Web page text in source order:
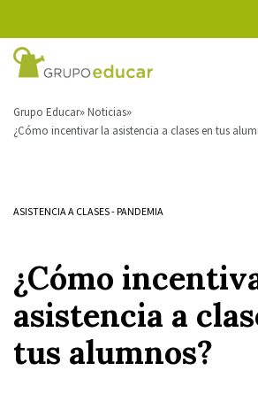
Grupo Educar Noticias
¿Cómo incentivar la asistencia a clases en tus
ASISTENCIA A CLASES-PANDEMIA
¿Cómo
asistencia a
tus alumnos?